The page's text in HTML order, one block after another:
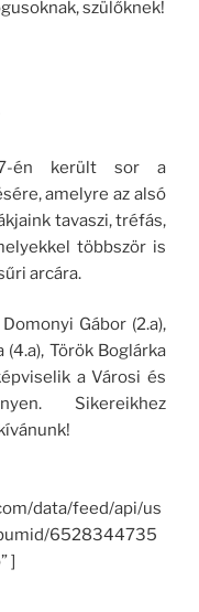
szülőknek!
én került sor a
amelyre az alsó
tavaszi, tréfás,
többször is
arcára.
Gábor (2.a),
(4.a), Török Boglárka
a Városi és
Sikereikhez
data/feed/api/us
6528344735
]